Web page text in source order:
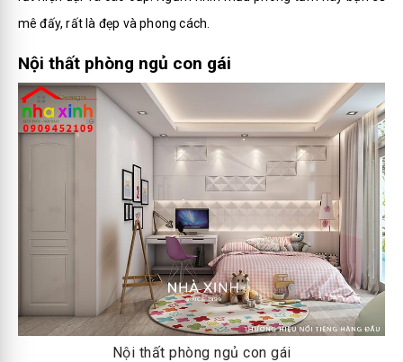
mê đấy, rất là đẹp và phong cách.
Nội thất phòng ngủ con gái
Nội thất phòng ngủ con gái